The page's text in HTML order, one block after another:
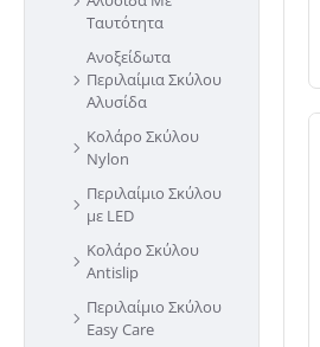
Ταυτότητα
Ανοξείδωτα
Περιλαίμια Σκύλου
Αλυσίδα
Κολάρο Σκύλου
Nylon
Περιλαίμιο Σκύλου
με LED
Κολάρο Σκύλου
Antislip
Περιλαίμιο Σκύλου
Easy Care